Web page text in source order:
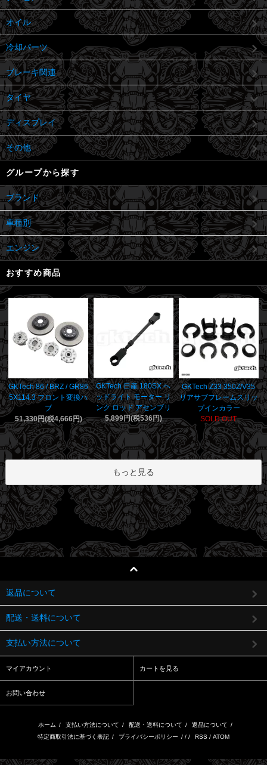
オイル
冷却パーツ
ブレーキ関連
タイヤ
ディスプレイ
その他
グループから探す
ブランド
車種別
エンジン
おすすめ商品
GKTech 86 / BRZ / GR86
5X114.3 フロント変換ハ
ブ
51,330円(税4,666円)
GKTech 日産 180SX ヘ
ッドライト モーター リ
ンク ロッド アセンブリ
5,899円(税536円)
GKTech Z33 350Z/V35
リアサブフレームスリッ
プインカラー
SOLD OUT
もっと見る
返品について
配送・送料について
支払い方法について
マイアカウント カートを見る
お問い合わせ
ホーム / 支払い方法について / 配送・送料について / 返品について /
特定商取引法に基づく表記 / プライバシーポリシー / / / RSS / ATOM